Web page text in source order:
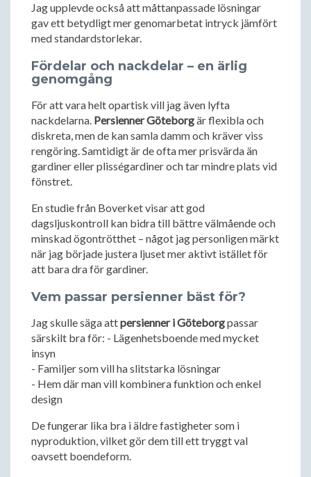
Jag upplevde också att måttanpassade lösningar
gav ett betydligt mer genomarbetat intryck jämfört
med standardstorlekar.
Fördelar och nackdelar – en ärlig
genomgång
För att vara helt opartisk vill jag även lyfta
nackdelarna. Persienner Göteborgär flexibla och
diskreta, men de kan samla damm och kräver viss
rengöring. Samtidigt är de ofta mer prisvärda än
gardiner eller plisségardiner och tar mindre plats vid
fönstret.
En studie från Boverket visar att god
dagsljuskontroll kan bidra till bättre välmående och
minskad ögontrötthet – något jag personligen märkt
när jag började justera ljuset mer aktivt istället för
att bara dra för gardiner.
Vem passar persienner bäst för?
Jag skulle säga attpersienner i Göteborgpassar
särskilt bra för: - Lägenhetsboende med mycket
insyn
- Familjer som vill ha slitstarka lösningar
- Hem där man vill kombinera funktion och enkel
design
De fungerar lika bra i äldre fastigheter som i
nyproduktion, vilket gör dem till ett tryggt val
oavsett boendeform.